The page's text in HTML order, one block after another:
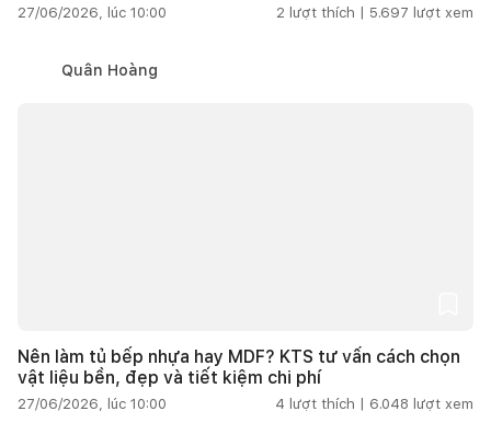
27/06/2026, lúc 10:00 2 lượt thích | 5.697 lượt xem
Quân Hoàng
Nên làm tủ bếp nhựa hay MDF? KTS tư vấn cách chọn
vật liệu bền, đẹp và tiết kiệm chi phí
27/06/2026, lúc 10:00 4 lượt thích | 6.048 lượt xem